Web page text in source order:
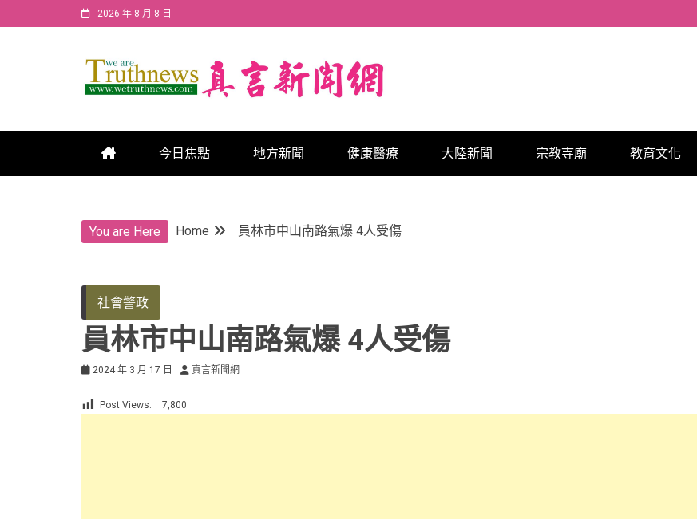
to
2026 年 8 月 8 日
真言新聞網
今日焦點 地方新聞 健康醫療 大陸新聞 宗教寺廟 教育文化
You are Here Home 員林市中山南路氣爆 4人受傷
社會警政
員林市中山南路氣爆 4人受傷
2024 年 3 月 17 日 真言新聞網
Post Views: 7,800